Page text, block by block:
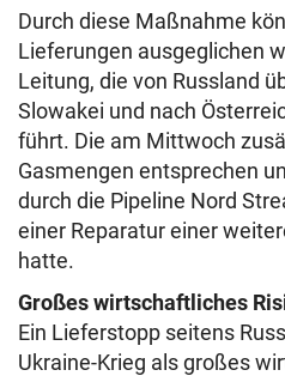
Durch diese Maßnahme
Lieferungen ausgeglichen
Leitung, die von Russland
Slowakei und nach
führt. Die am Mittwoch
Gasmengen entsprechen
durch die Pipeline Nord
einer Reparatur einer
hatte.
Großes wirtschaftliches
Ein Lieferstopp seitens
Ukraine-Krieg als großes